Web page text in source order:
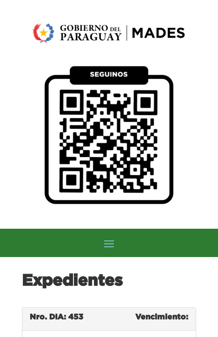
Expedientes
Nro. DIA: 453 Vencimiento: